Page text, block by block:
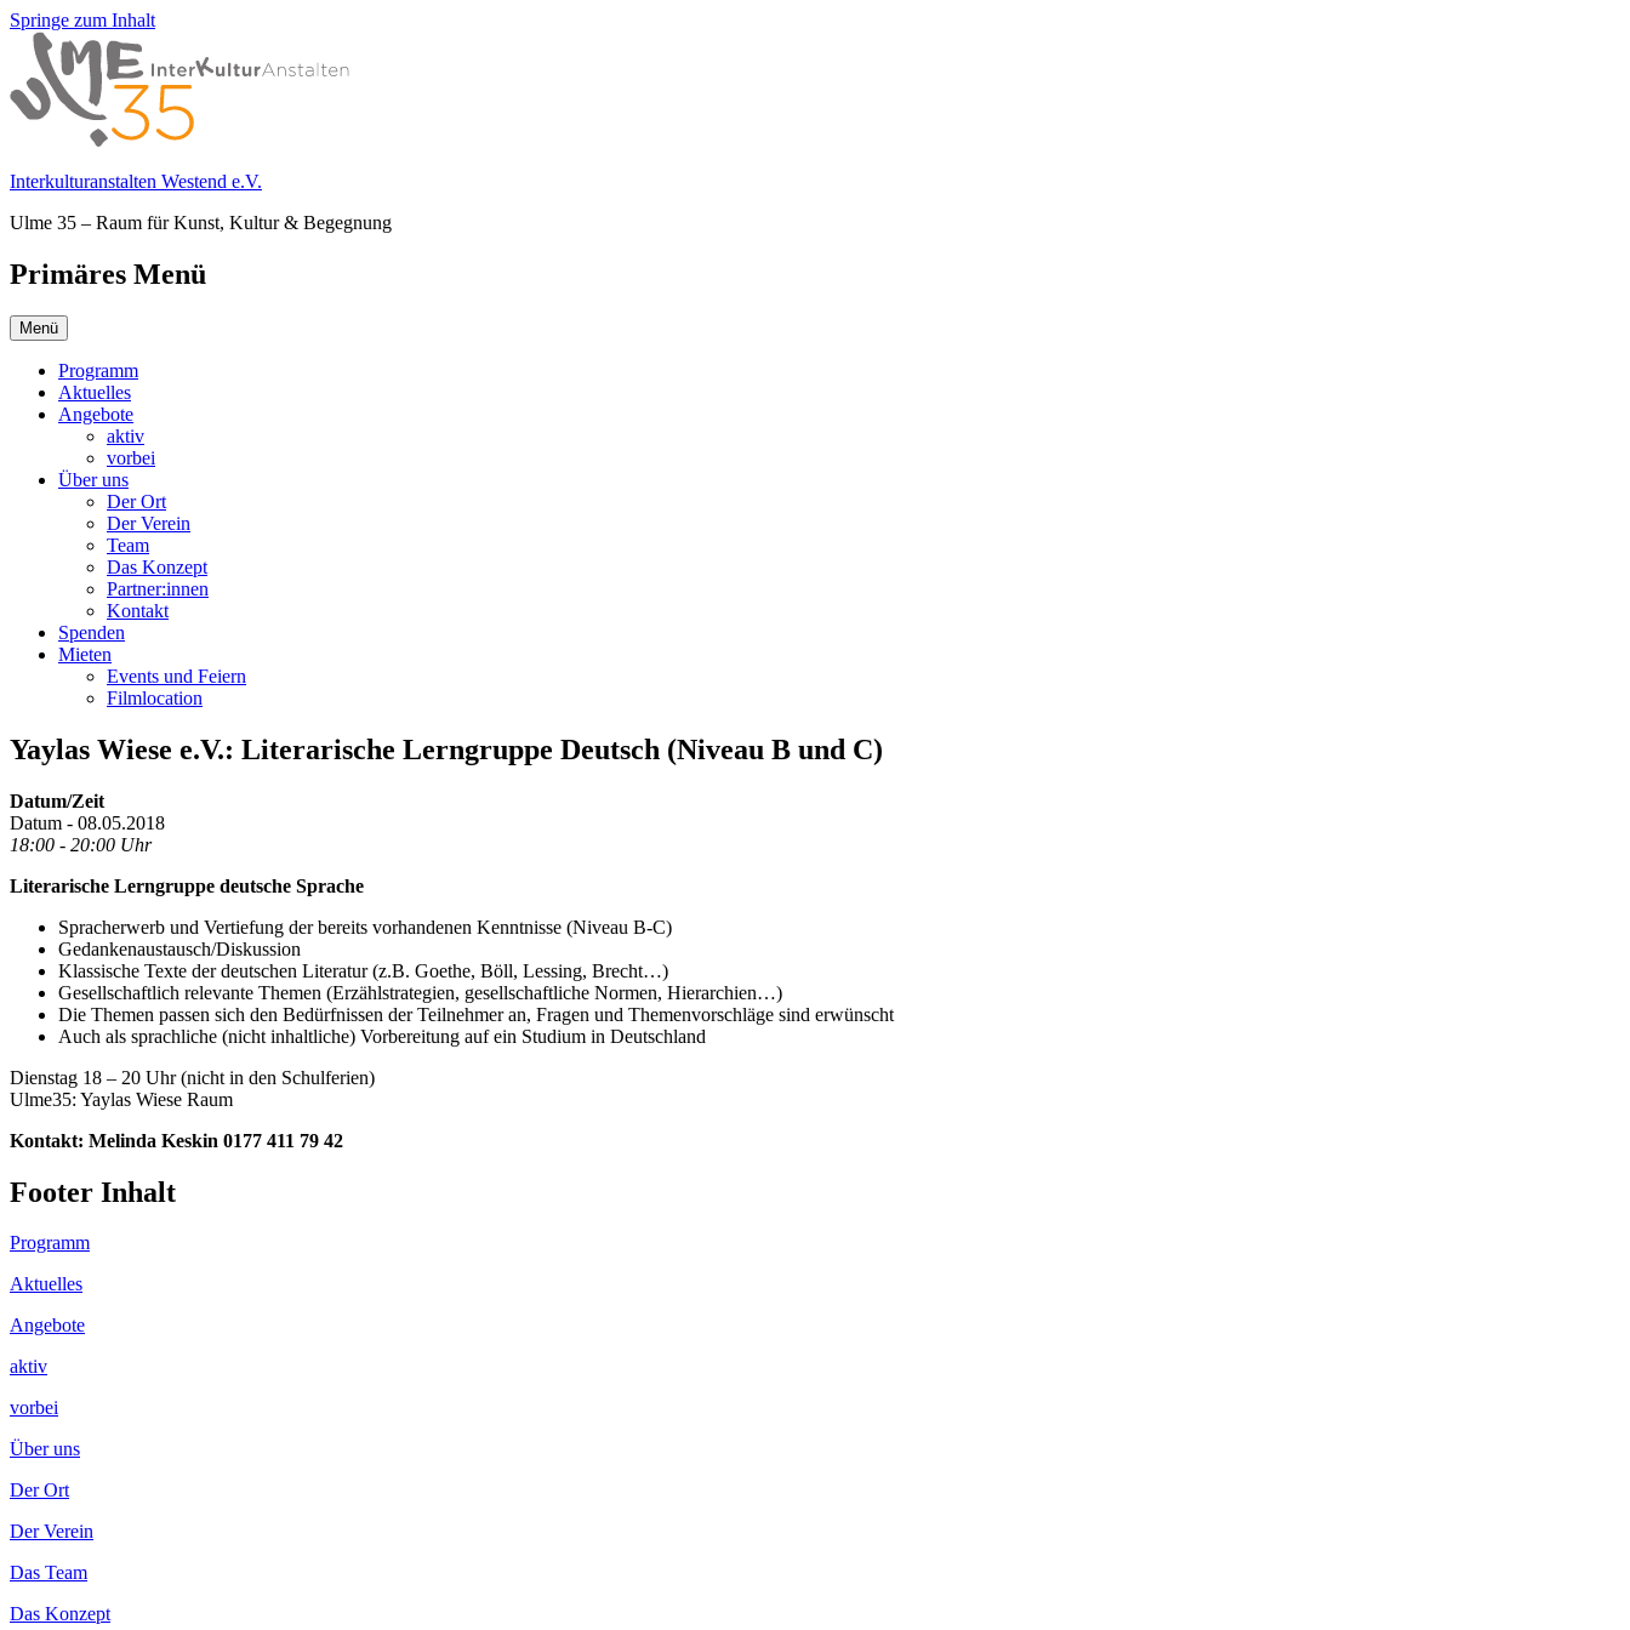
Springe zum Inhalt
Interkulturanstalten Westend e.V.
Ulme 35 – Raum für Kunst, Kultur & Begegnung
Primäres Menü
Menü
Programm
Aktuelles
Angebote
aktiv
vorbei
Über uns
Der Ort
Der Verein
Team
Das Konzept
Partner:innen
Kontakt
Spenden
Mieten
Events und Feiern
Filmlocation
Yaylas Wiese e.V.: Literarische Lerngruppe Deutsch (Niveau B und C)
Datum/Zeit
Datum - 08.05.2018
18:00 - 20:00 Uhr
Literarische Lerngruppe deutsche Sprache
Spracherwerb und Vertiefung der bereits vorhandenen Kenntnisse (Niveau B-C)
Gedankenaustausch/Diskussion
Klassische Texte der deutschen Literatur (z.B. Goethe, Böll, Lessing, Brecht…)
Gesellschaftlich relevante Themen (Erzählstrategien, gesellschaftliche Normen, Hierarchien…)
Die Themen passen sich den Bedürfnissen der Teilnehmer an, Fragen und Themenvorschläge sind erwünscht
Auch als sprachliche (nicht inhaltliche) Vorbereitung auf ein Studium in Deutschland
Dienstag 18 – 20 Uhr (nicht in den Schulferien)
Ulme35: Yaylas Wiese Raum
Kontakt: Melinda Keskin 0177 411 79 42
Footer Inhalt
Programm
Aktuelles
Angebote
aktiv
vorbei
Über uns
Der Ort
Der Verein
Das Team
Das Konzept